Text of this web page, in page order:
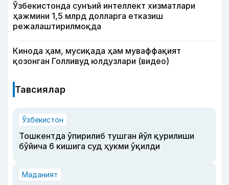
Ўзбекистонда сунъий интеллект хизматлари
ҳажмини 1,5 млрд долларга етказиш
режалаштирилмоқда
Кинода ҳам, мусиқада ҳам муваффақият
қозонган Голливуд юлдузлари (видео)
Тавсиялар
Ўзбекистон
Тошкентда ўпирилиб тушган йўл қурилиши
бўйича 6 кишига суд ҳукми ўқилди
Маданият